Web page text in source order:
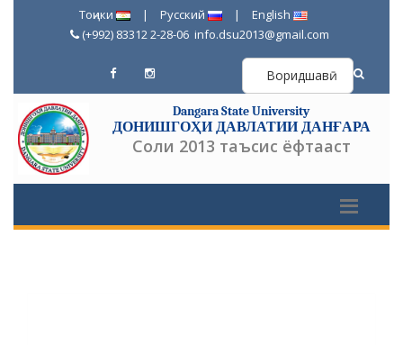
Тоҷики | Русский |
English
(+992) 83312 2-28-06 info.dsu2013@gmail.com
Воридшавӣ
Dangara State University
ДОНИШГОҲИ ДАВЛАТИИ ДАНҒАРА
Соли 2013 таъсис ёфтааст